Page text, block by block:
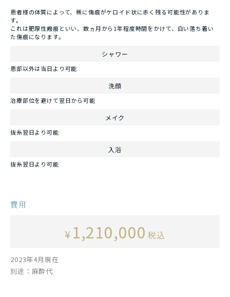
患者様の体質によって、稀に傷痕がケロイド状に赤く残る可能性がありま
す。
これは肥厚性瘢痕といい、数ヵ月から1年程度時間をかけて、白い落ち着い
た傷痕になります。
シャワー
患部以外は当日より可能
洗顔
治療部位を避けて翌日から可能
メイク
抜糸翌日より可能
入浴
抜糸翌日より可能
費用
¥ 1,210,000 税込
2023年4月現在
別途：麻酔代